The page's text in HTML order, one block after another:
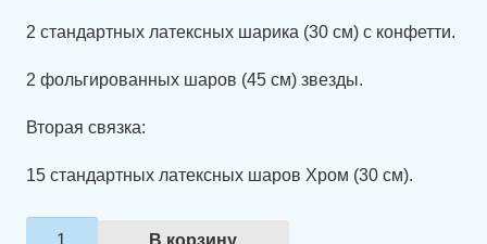
2 стандартных латексных шарика (30 см) с конфетти.
2 фольгированных шаров (45 см) звезды.
Вторая связка:
15 стандартных латексных шаров Хром (30 см).
Количество